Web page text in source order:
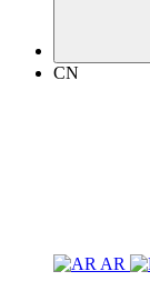
CN
AR